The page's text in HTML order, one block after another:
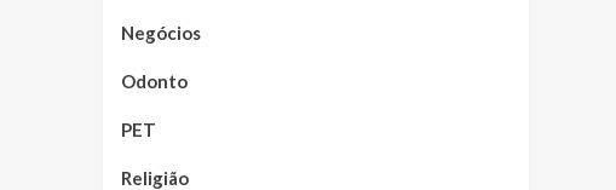
Negócios
Odonto
PET
Religião